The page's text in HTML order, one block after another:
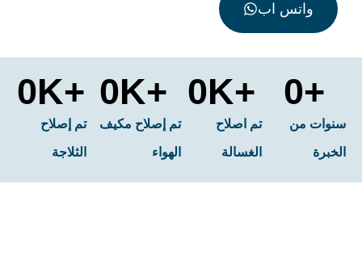
اب
تم اصلاح
الغسالة
+K
تم إصلاح مكيف
الهواء
+K
0
تم إصلاح
الثلاجة
+K
0